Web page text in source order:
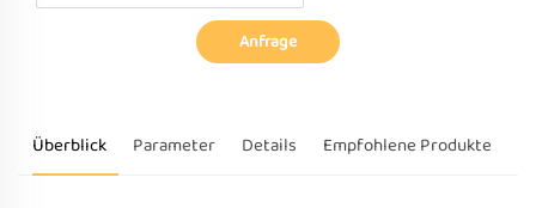
Anfrage
Überblick Parameter Details Empfohlene Produkte